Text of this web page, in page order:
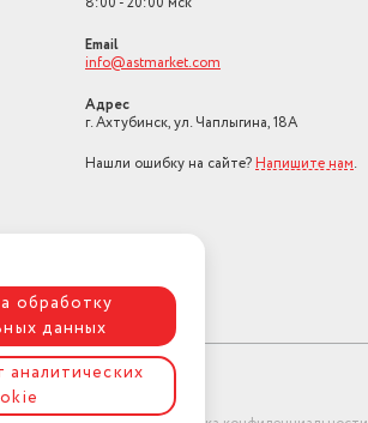
Email
info@astmarket.com
Адрес
г. Ахтубинск, ул. Чаплыгина, 18А
Нашли ошибку на сайте? Напишите нам.
обработку
данных
аналитических